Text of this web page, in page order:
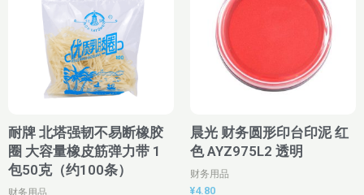
耐牌 北塔强韧不易断橡胶
圈 大容量橡皮筋弹力带 1
包50克（约100条）
财务用品
¥2.88。
晨光 财务圆形印台印泥 红
色 AYZ975L2 透明
财务用品
¥4.80